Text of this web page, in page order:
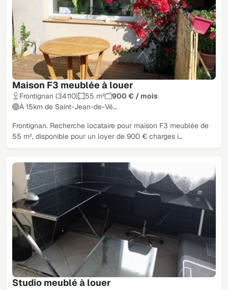
Maison F3 meublée à louer
Frontignan (34110) 55 m²
900 € / mois
À 15km de Saint-Jean-de-Vé…
Frontignan. Recherche locataire pour maison F3 meublée de
55 m², disponible pour un loyer de 900 € charges i…
Studio meublé à louer